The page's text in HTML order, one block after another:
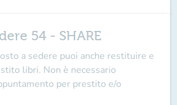
54 - SHARE
a sedere puoi anche restituire e
libri. Non è necessario
per prestito e/o